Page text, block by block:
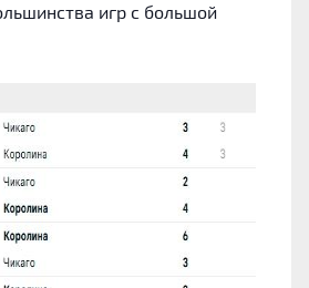
игр с большой